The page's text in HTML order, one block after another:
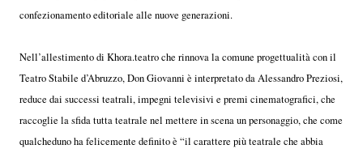
confezionamento editoriale alle nuove generazioni.
Nell’allestimento di Khora.teatro che rinnova la comune progettualità con il
Teatro Stabile d’Abruzzo, Don Giovanni è interpretato da Alessandro Preziosi,
reduce dai successi teatrali, impegni televisivi e premi cinematografici, che
raccoglie la sfida tutta teatrale nel mettere in scena un personaggio, che come
qualcheduno ha felicemente definito è “il carattere più teatrale che abbia